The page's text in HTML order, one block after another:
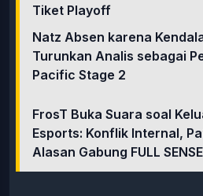
Tiket Playoff
Natz Absen karena
Turunkan Analis sebagai
Pacific Stage 2
FrosT Buka Suara soal
Esports: Konflik Internal,
Alasan Gabung FULL SENSE